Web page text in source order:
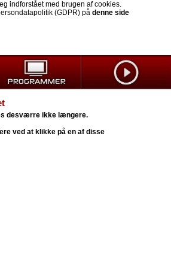
indforstået med brugen af cookies.
(GDPR) på denne side
desværre ikke længere.
ved at klikke på en af disse